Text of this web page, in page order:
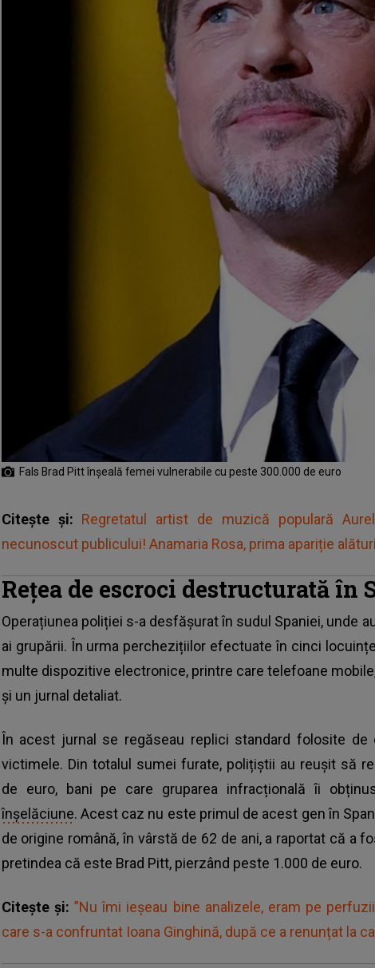
Fals Brad Pitt înșeală femei vulnerabile cu peste 300.000 de euro
Citește și: Regretatul artist de muzică populară
necunoscut publicului! Anamaria Rosa, prima apariție
Rețea de escroci destructurată în
Operațiunea poliției s-a desfășurat în sudul Spaniei, unde
ai grupării. În urma perchezițiilor efectuate în cinci
multe dispozitive electronice, printre care telefoane
și un jurnal detaliat.
În acest jurnal se regăseau replici standard folosite de
victimele. Din totalul sumei furate, polițiștii au reușit să
de euro, bani pe care gruparea infracțională îi
înșelăciune. Acest caz nu este primul de acest gen în
de origine română, în vârstă de 62 de ani, a raportat că a
pretindea că este Brad Pitt, pierzând peste 1.000 de euro.
Citește și:”Nu îmi ieșeau bine analizele, eram pe
care s-a confruntat Ioana Ginghină, după ce a renunțat la